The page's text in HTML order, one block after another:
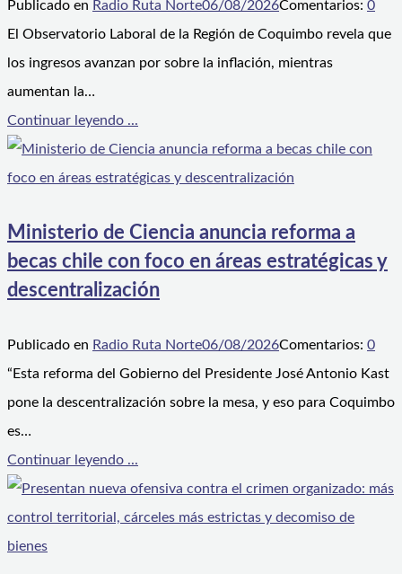
Publicado en Radio Ruta Norte06/08/2026Comentarios: 0
El Observatorio Laboral de la Región de Coquimbo revela que
los ingresos avanzan por sobre la inflación, mientras
aumentan la…
Continuar leyendo ...
Ministerio de Ciencia anuncia reforma a
becas chile con foco en áreas estratégicas y
descentralización
Publicado en Radio Ruta Norte06/08/2026Comentarios: 0
“Esta reforma del Gobierno del Presidente José Antonio Kast
pone la descentralización sobre la mesa, y eso para Coquimbo
es…
Continuar leyendo ...